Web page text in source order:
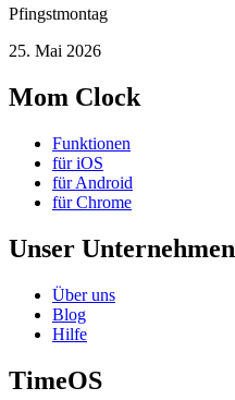
Pfingstmontag
25. Mai 2026
Mom Clock
Funktionen
für iOS
für Android
für Chrome
Unser Unternehmen
Über uns
Blog
Hilfe
TimeOS